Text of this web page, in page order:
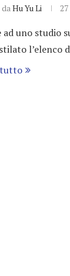
Hu Yu Li
ad uno studio
l’elenco